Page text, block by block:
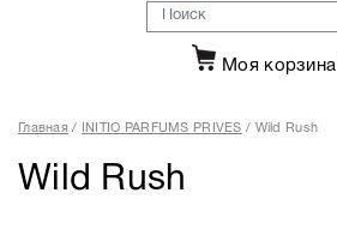
Моя корзина
Главная INITIO PARFUMS PRIVES Wild Rush
Wild Rush